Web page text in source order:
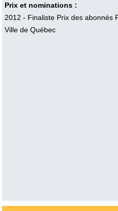
Prix et nominations :
2012 - Finaliste Prix des abonnés
Ville de Québec